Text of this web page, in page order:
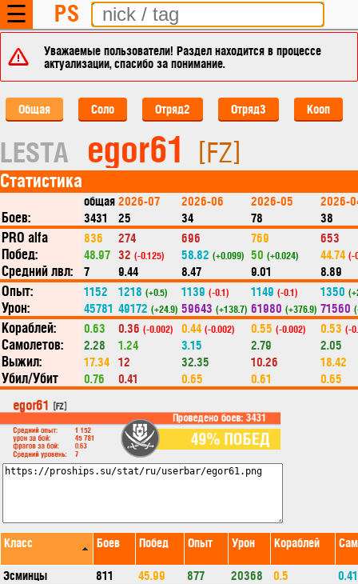
☰ PS
Уважаемые пользователи! Раздел находится в процессе
актуализации, спасибо за понимание.
Общая Соло Отряд2 Отряд3 Кооп
LESTA egor61 [FZ]
Статистика
общая2026-07 2026-06 2026-05 2026-
Боев: 3431 25 34 78 38
PRO alfa 836 274 696 769 653
Побед: 48.97 32 (-0.125) 58.82 (+0.099) 50 (+0.024) 44.74 (-
Средний лвл: 7 9.44 8.47 9.01 8.89
Опыт: 1152 1218 (+0.5) 1139 (-0.1) 1149 (-0.1) 1350
Урон: 45781 49172 (+24.9) 59643 (+138.7) 61980 (+376.9) 71560
Кораблей: 0.63 0.36 (-0.002) 0.44 (-0.002) 0.55 (-0.002) 0.53 (-
Самолетов: 2.28 1.24 3.15 2.79 2.05
Выжил: 17.34 12 32.35 10.26 18.42
Убил/Убит 0.76 0.41 0.65 0.61 0.65
Класс Боев Побед Опыт Урон Кораблей
Эсминцы
811 45.99 877 20368 0.5
0.41